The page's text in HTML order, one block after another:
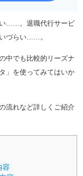
い……。退職代行サービ
づらい……。
中でも比較的リーズナ
」を使ってみてはいか
流れなど詳しくご紹介
容